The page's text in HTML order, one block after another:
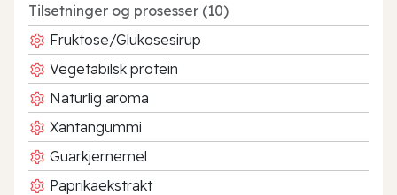
Tilsetninger og prosesser (10)
Fruktose/Glukosesirup
Vegetabilsk protein
Naturlig aroma
Xantangummi
Guarkjernemel
Paprikaekstrakt